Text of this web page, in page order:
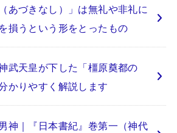
あづきなし）」は無礼や非礼に
損うという形をとったもの
武天皇が下した「橿原奠都の
かりやすく解説します
神｜『日本書紀』巻第一（神代